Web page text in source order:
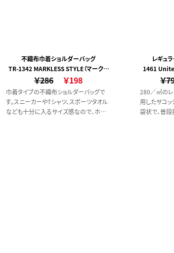
不織布巾着ショルダーバッグ
TR-1342 MARKLESS STYLE（マークレ
ススタイル）
￥286 ￥198
巾着タイプの不織布ショルダーバッグで
す。スニーカーやTシャツ、スポーツタオル
なども十分に入るサイズ感なので、ホテ
レギュ
1461
￥
280／㎡のレ
用したサコッ
袋状で、普